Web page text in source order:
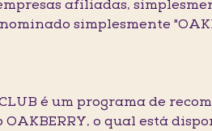
afiliadas,
simplesmente
CLUB é um programa de
o qual está